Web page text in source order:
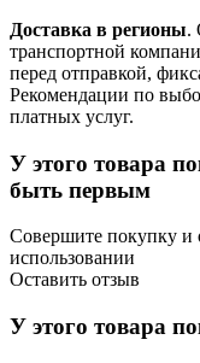
Доставка в регионы.
транспортной
перед отправкой,
Рекомендации по
платных услуг.
У этого товара
быть первым
Совершите покупку и
использовании
Оставить отзыв
У этого товара